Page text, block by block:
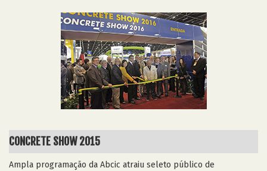
CONCRETE SHOW 2015
Ampla programação da Abcic atraiu seleto público de